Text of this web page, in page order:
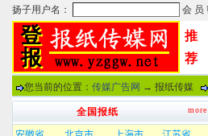
推
荐
您当前的位置： 传媒广告网 → 报纸传媒
more
全国报纸